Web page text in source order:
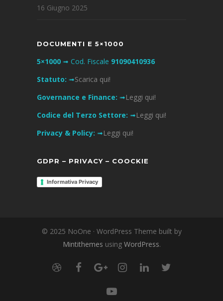
16 Giugno 2025
DOCUMENTI E 5×1000
5×1000 ➟ Cod. Fiscale 91090410936
Statuto: ➟Scarica qui!
Governance e Finance: ➟Leggi qui!
Codice del Terzo Settore: ➟Leggi qui!
Privacy & Policy: ➟Leggi qui!
GDPR – PRIVACY – COOCKIE
Informativa Privacy
© 2025 NoOne · WordPress Theme built by
Mintithemes using WordPress.